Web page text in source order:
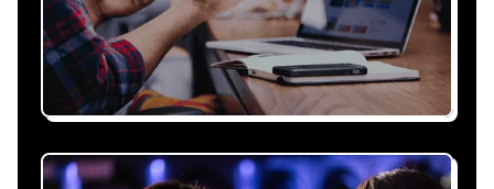
Recevez une proposition